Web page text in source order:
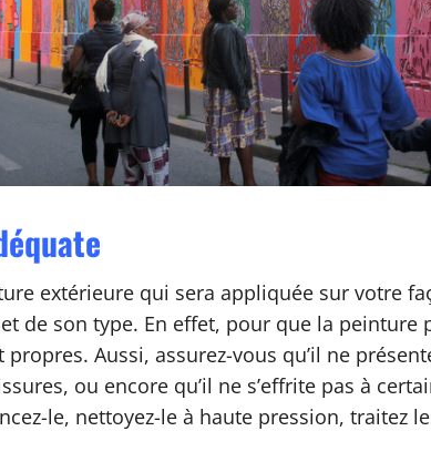
extérieure qui sera appliquée sur votre
de son type. En effet, pour que la peinture
Aussi, assurez-vous qu’il ne
ou encore qu’il ne s’effrite pas à
le, nettoyez-le à haute pression, traitez